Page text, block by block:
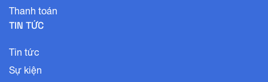
Thanh toán
TIN TỨC
Tin tức
Sự kiện